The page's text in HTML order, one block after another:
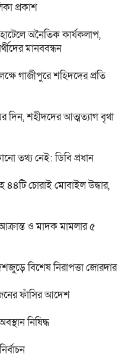
প্রকাশ
অনৈতিক কার্যকলাপ,
মানববন্ধন
গাজীপুরে শহিদদের প্রতি
দিন, শহীদদের আত্মত্যাগ বৃথা
তথ্য নেই: ডিবি প্রধান
চোরাই মোবাইল উদ্ধার,
ও মাদক মামলার ৫
বিশেষ নিরাপত্তা জোরদার
ফাঁসির আদেশ
নিষিদ্ধ